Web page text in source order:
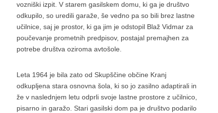
vozniški izpit. V starem gasilskem domu, ki ga je društvo
odkupilo, so uredili garaže, še vedno pa so bili brez lastne
učilnice, saj je prostor, ki ga jim je odstopil Blaž Vidmar za
poučevanje prometnih predpisov, postajal premajhen za
potrebe društva oziroma avtošole.
Leta 1964 je bila zato od Skupščine občine Kranj
odkupljena stara osnovna šola, ki so jo zasilno adaptirali in
že v naslednjem letu odprli svoje lastne prostore z učilnico,
pisarno in garažo. Stari gasilski dom pa je društvo podarilo